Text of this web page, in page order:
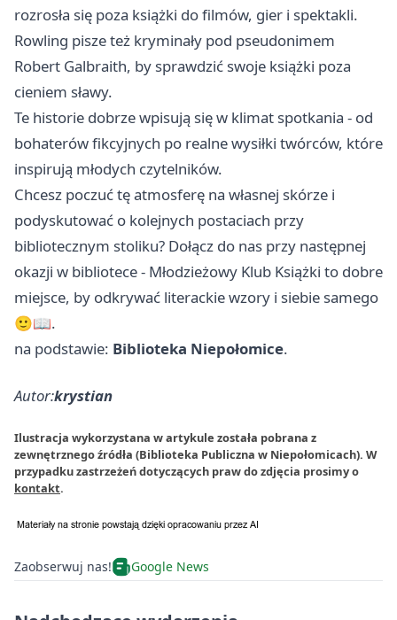
rozrosła się poza książki do filmów, gier i spektakli.
Rowling pisze też kryminały pod pseudonimem
Robert Galbraith, by sprawdzić swoje książki poza
cieniem sławy.
Te historie dobrze wpisują się w klimat spotkania - od
bohaterów fikcyjnych po realne wysiłki twórców, które
inspirują młodych czytelników.
Chcesz poczuć tę atmosferę na własnej skórze i
podyskutować o kolejnych postaciach przy
bibliotecznym stoliku? Dołącz do nas przy następnej
okazji w bibliotece - Młodzieżowy Klub Książki to dobre
miejsce, by odkrywać literackie wzory i siebie samego
🙂📖.
na podstawie: Biblioteka Niepołomice.
Autor:krystian
Ilustracja wykorzystana w artykule została pobrana z
zewnętrznego źródła (Biblioteka Publiczna w Niepołomicach). W
przypadku zastrzeżeń dotyczących praw do zdjęcia prosimy o
kontakt.
Zaobserwuj nas! Google News